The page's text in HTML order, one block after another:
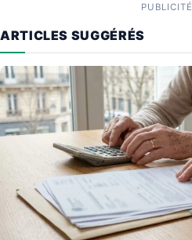
PUBLICITÉ
ARTICLES SUGGÉRÉS